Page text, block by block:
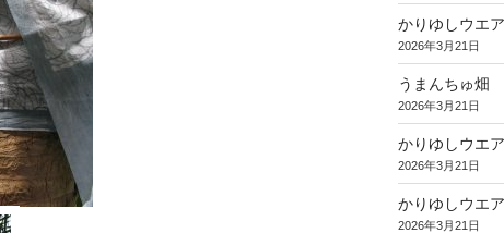
かりゆしウエア
2026年3月21日
うまんちゅ畑
2026年3月21日
かりゆしウエ
2026年3月21日
かりゆしウエ
2026年3月21日